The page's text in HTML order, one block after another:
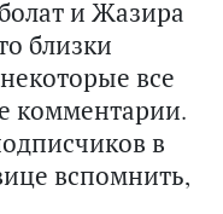
и Жазира
близки
все
комментарии.
в
вспомнить,